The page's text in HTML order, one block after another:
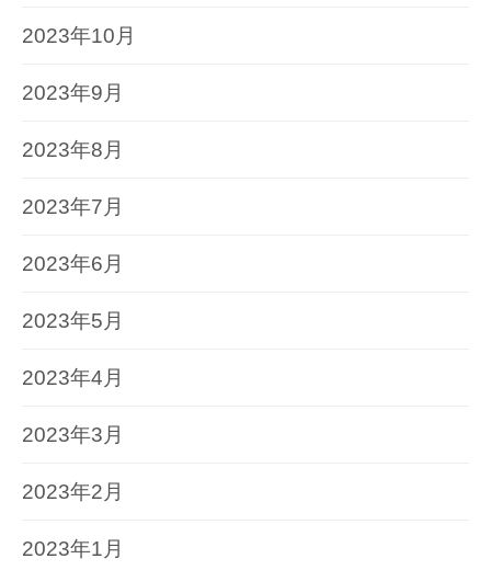
2023年10月
2023年9月
2023年8月
2023年7月
2023年6月
2023年5月
2023年4月
2023年3月
2023年2月
2023年1月